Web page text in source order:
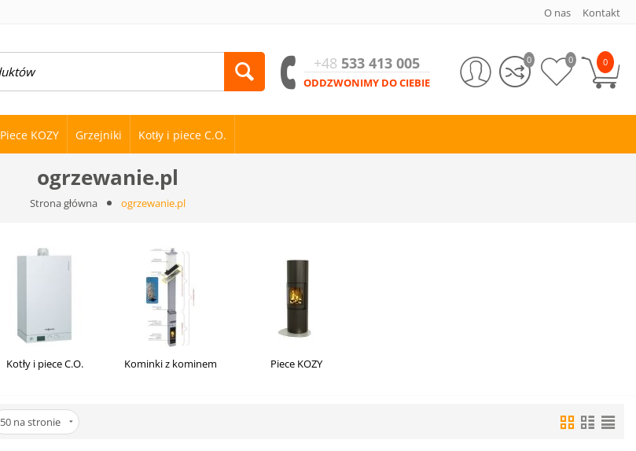
O nas Kontakt
+48 533 413 005
ODDZWONIMY DO CIEBIE
0
0 0
Piece KOZY Grzejniki Kotły i piece C.O.
ogrzewanie.pl
Strona główna ogrzewanie.pl
Kotły i piece C.O. Kominki z kominem Piece KOZY
50 na stronie